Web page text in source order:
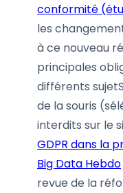
conformité
les
à ce nouveau
principales
différents
de la souris
interdits sur le
GDPR dans la
Big Data Hebdo
revue de la